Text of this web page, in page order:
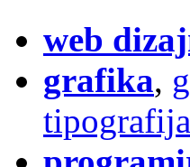
web
grafika,
tipografija